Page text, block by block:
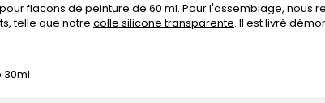
flacons de peinture de 60 ml. Pour l'assemblage, nous
telle que notre colle silicone transparente. Il est livré
30ml